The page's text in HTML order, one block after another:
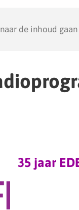
de inhoud gaan
35 jaar